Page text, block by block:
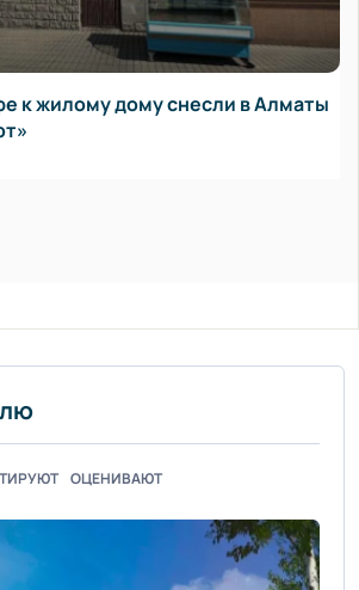
к жилому дому снесли в Алматы
ОЦЕНИВАЮТ